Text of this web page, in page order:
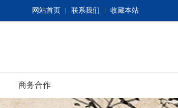
网站首页 联系我们 收藏本站
商务合作